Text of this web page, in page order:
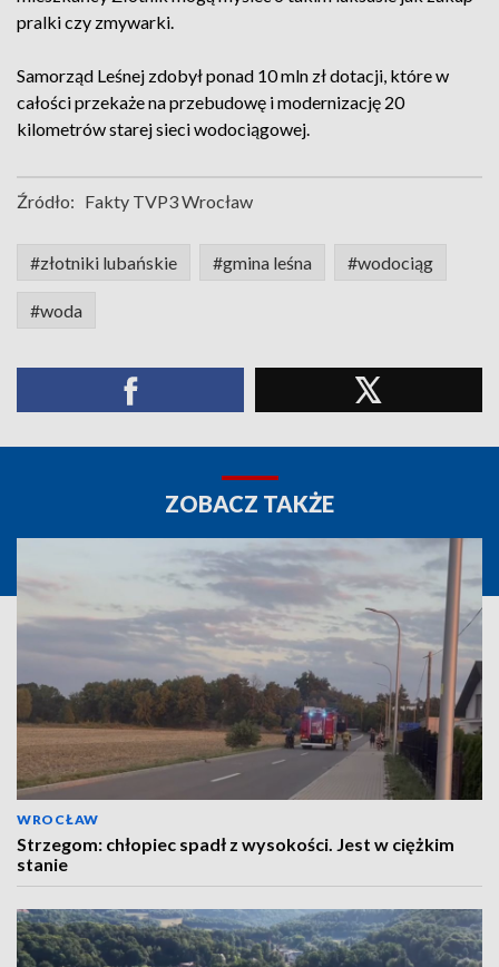
pralki czy zmywarki.
Samorząd Leśnej zdobył ponad 10 mln zł dotacji, które w
całości przekaże na przebudowę i modernizację 20
kilometrów starej sieci wodociągowej.
Źródło: Fakty TVP3 Wrocław
#złotniki lubańskie #gmina leśna #wodociąg
#woda
ZOBACZ TAKŻE
WROCŁAW
Strzegom: chłopiec spadł z wysokości. Jest w ciężkim
stanie